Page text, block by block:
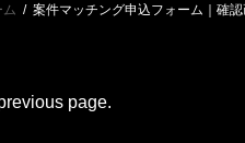
ム 案件マッチング申込フォーム｜確
page.